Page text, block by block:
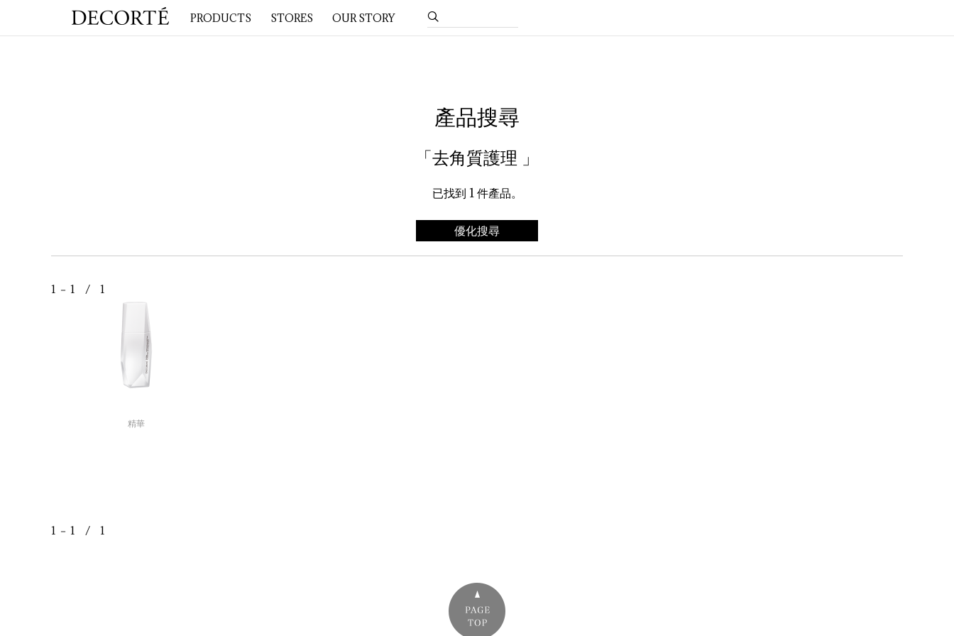
PRODUCTS STORES OUR STORY
產品搜尋
「去角質護理 」
已找到 1件產品。
優化搜尋
1 － 1 / 1
精華
1 － 1 / 1